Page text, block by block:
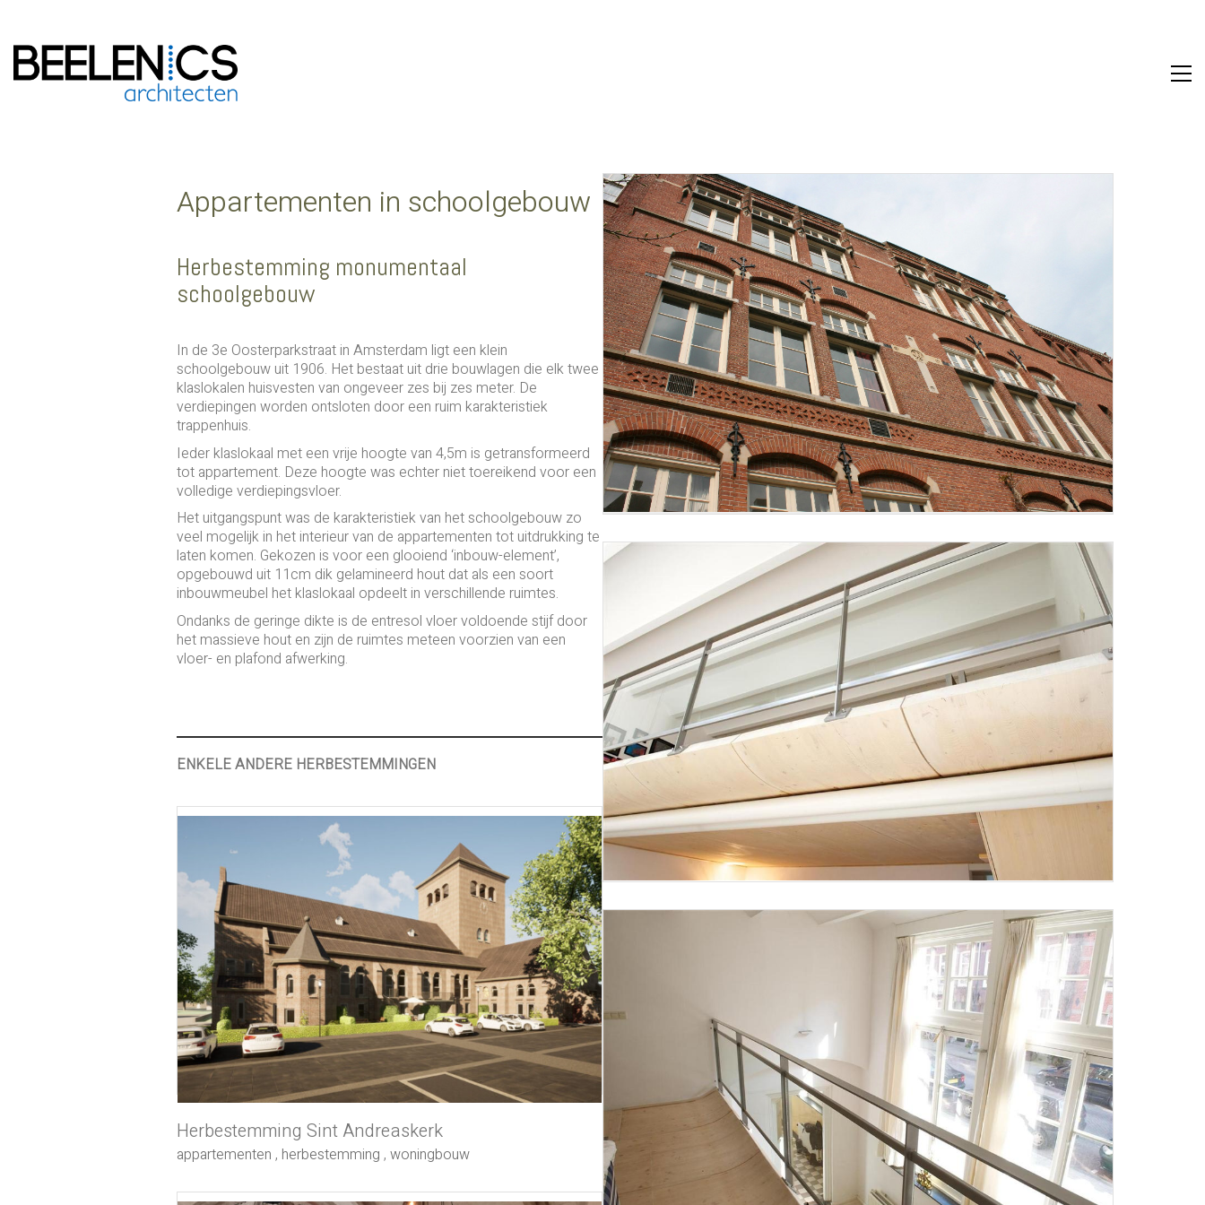
Appartementen in schoolgebouw
Herbestemming monumentaal
schoolgebouw
In de 3e Oosterparkstraat in Amsterdam ligt een klein
schoolgebouw uit 1906. Het bestaat uit drie bouwlagen die elk twee
klaslokalen huisvesten van ongeveer zes bij zes meter. De
verdiepingen worden ontsloten door een ruim karakteristiek
trappenhuis.
Ieder klaslokaal met een vrije hoogte van 4,5m is getransformeerd
tot appartement. Deze hoogte was echter niet toereikend voor een
volledige verdiepingsvloer.
Het uitgangspunt was de karakteristiek van het schoolgebouw zo
veel mogelijk in het interieur van de appartementen tot uitdrukking te
laten komen. Gekozen is voor een glooiend ‘inbouw-element’,
opgebouwd uit 11cm dik gelamineerd hout dat als een soort
inbouwmeubel het klaslokaal opdeelt in verschillende ruimtes.
Ondanks de geringe dikte is de entresol vloer voldoende stijf door
het massieve hout en zijn de ruimtes meteen voorzien van een
vloer- en plafond afwerking.
ENKELE ANDERE HERBESTEMMINGEN
Herbestemming Sint Andreaskerk
appartementen , herbestemming , woningbouw